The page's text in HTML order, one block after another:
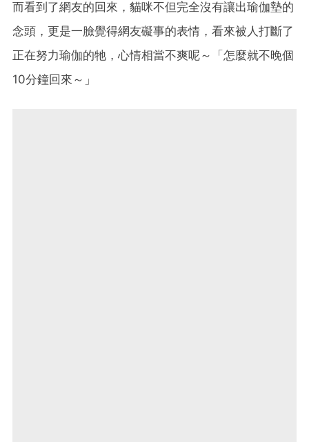
而看到了網友的回來，貓咪不但完全沒有讓出瑜伽墊的
念頭，更是一臉覺得網友礙事的表情，看來被人打斷了
正在努力瑜伽的牠，心情相當不爽呢～「怎麼就不晚個
10分鐘回來～」